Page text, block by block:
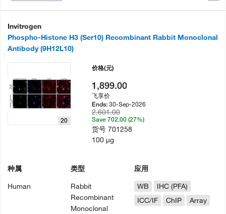
Invitrogen
Phospho-Histone H3 (Ser10) Recombinant Rabbit Monoclonal
Antibody (9H12L10)
20
种属
Human
类型
Rabbit
Recombinant
Monoclonal
应用
WB
IHC (PFA)
ICC/IF
ChIP Array
价格(元)
1,899.00
飞享价
Ends:30-Sep-2026
2,601.00
Save 702.00 (27%)
货号701258
100 µg